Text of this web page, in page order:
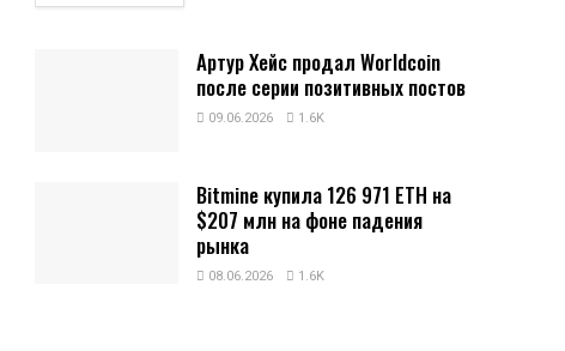
Артур Хейс продал Worldcoin
после серии позитивных постов
09.06.2026 1.6K
Bitmine купила 126 971 ETH на
$207 млн на фоне падения
рынка
08.06.2026 1.6K